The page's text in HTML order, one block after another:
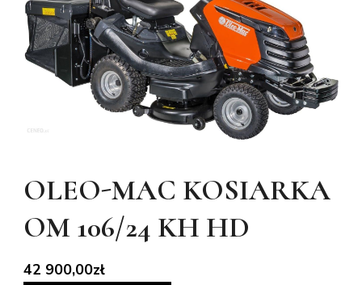
OLEO-MAC KOSIARKA
OM 106/24 KH HD
42 900,00zł